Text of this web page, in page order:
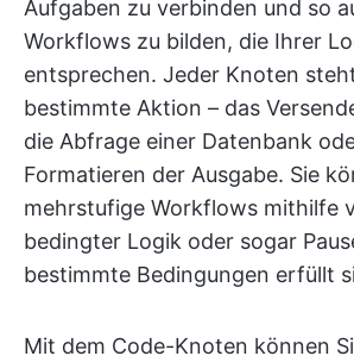
Aufgaben zu verbinden und so
Workflows zu bilden, die Ihrer
entsprechen. Jeder Knoten
bestimmte Aktion – das
die Abfrage einer Datenbank
Formatieren der Ausgabe. Sie
mehrstufige Workflows mithilfe
bedingter Logik oder sogar
bestimmte Bedingungen erfüllt
Mit dem Code-Knoten können